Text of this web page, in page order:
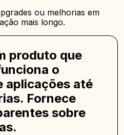
ou melhorias em
mais longo.
produto que
o
aplicações até
Fornece
sobre